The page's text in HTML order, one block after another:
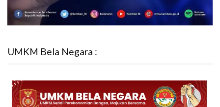
UMKM Bela Negara :